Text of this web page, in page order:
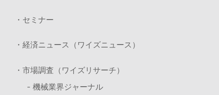
・セミナー
・経済ニュース（ワイズニュース）
・市場調査（ワイズリサーチ）
- 機械業界ジャーナル